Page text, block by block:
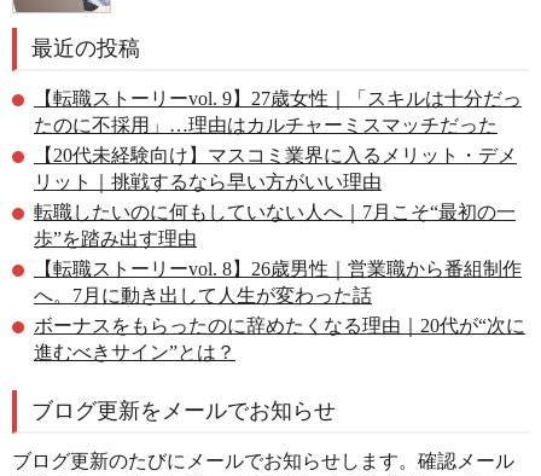
最近の投稿
【転職ストーリーvol. 9】27歳女性｜「スキルは十分だっ
たのに不採用」…理由はカルチャーミスマッチだった
【20代未経験向け】マスコミ業界に入るメリット・デメ
リット｜挑戦するなら早い方がいい理由
転職したいのに何もしていない人へ｜7月こそ“最初の一
歩”を踏み出す理由
【転職ストーリーvol. 8】26歳男性｜営業職から番組制作
へ。7月に動き出して人生が変わった話
ボーナスをもらったのに辞めたくなる理由｜20代が“次に
進むべきサイン”とは？
ブログ更新をメールでお知らせ
ブログ更新のたびにメールでお知らせします。確認メール